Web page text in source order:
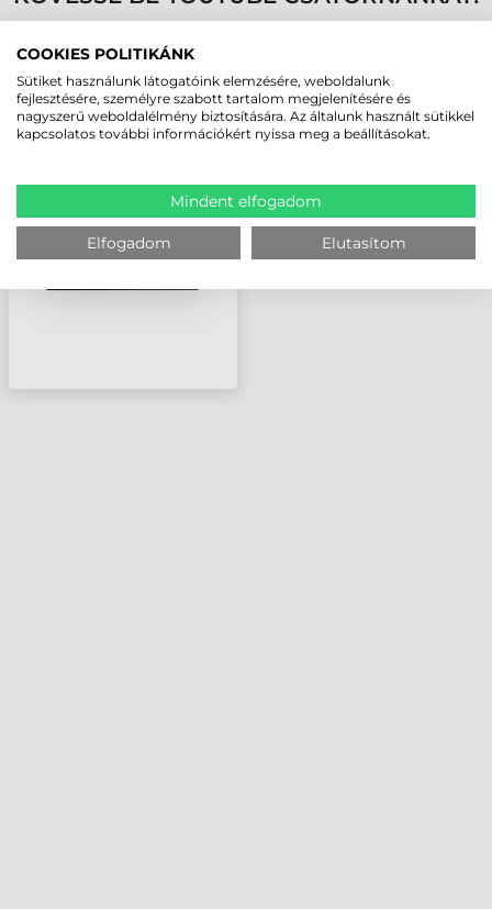
LEGUTÓBB MEGTEKINTETT TERMÉKEK
HONEYWELL
DOKKOLÓ/ TÖLTŐ, 1
AKKUMULÁTORHOZ, 1
ESZKÖZHÖZ, USB
COOKIES POLITIKÁNK
Sütiket használunk látogatóink elemzésére, weboldalunk
fejlesztésére, személyre szabott tartalom megjelenítésére és
nagyszerű weboldalélmény biztosítására. Az általunk használt sütikkel
kapcsolatos további információkért nyissa meg a beállításokat.
Mindent elfogadom
Elfogadom Elutasítom